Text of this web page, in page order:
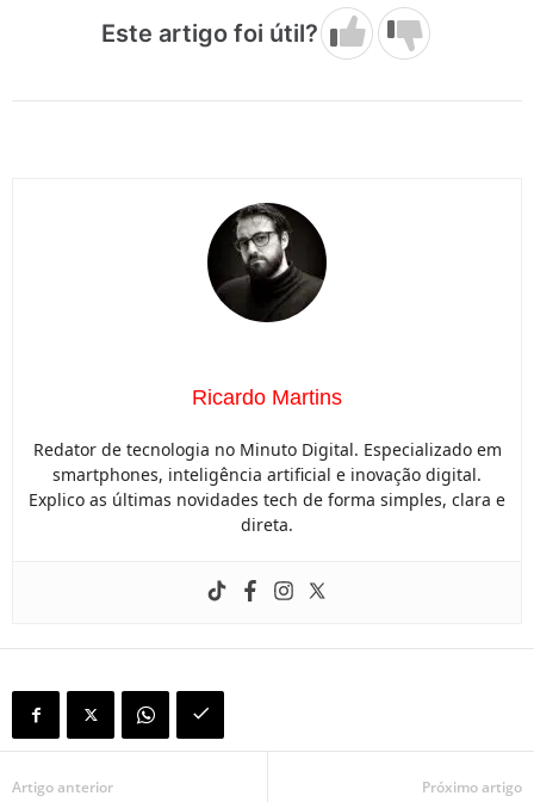
Este artigo foi útil?
Ricardo Martins
Redator de tecnologia no Minuto Digital. Especializado em
smartphones, inteligência artificial e inovação digital.
Explico as últimas novidades tech de forma simples, clara e
direta.
Artigo anterior Próximo artigo